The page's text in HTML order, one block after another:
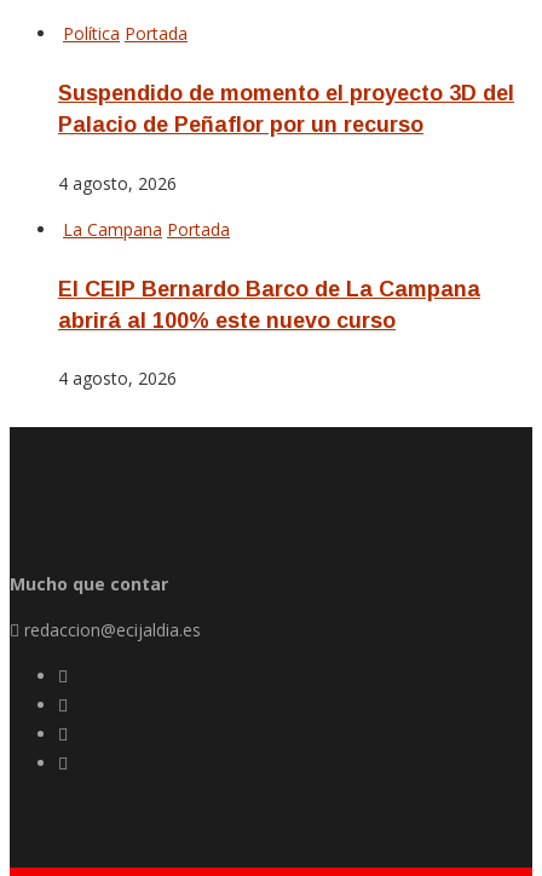
Política Portada
Suspendido de momento el proyecto 3D del
Palacio de Peñaflor por un recurso
4 agosto, 2026
La Campana Portada
El CEIP Bernardo Barco de La Campana
abrirá al 100% este nuevo curso
4 agosto, 2026
Mucho que contar
redaccion@ecijaldia.es